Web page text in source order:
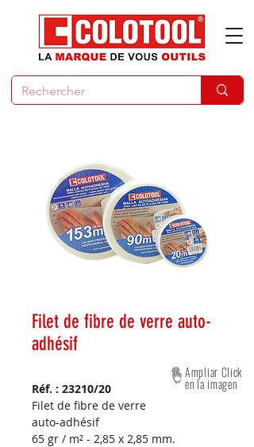
Filet de fibre de verre auto-
adhésif
Réf. : 23210/20
Filet de fibre de verre
auto-adhésif
65 gr / m² - 2,85 x 2,85 mm.
Ampliar Click
en la imagen